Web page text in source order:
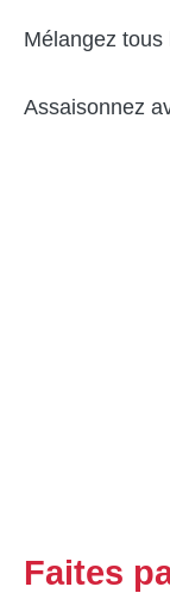
Mélangez tous
Assaisonnez
Faites